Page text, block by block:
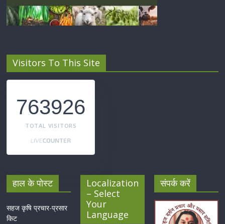
Visitors To This Site
763926
TOTAL VISITORS
हाल के पोस्ट
सहज कृषि प्रचार-प्रसार
किट
Localization
– Select
Your
Language
संपर्क करें